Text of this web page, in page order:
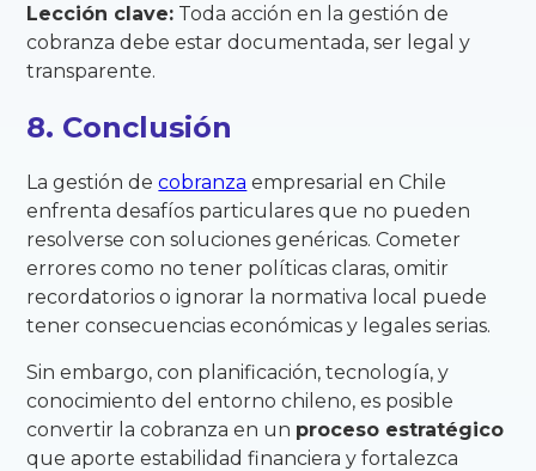
Lección clave: Toda acción en la gestión de
cobranza debe estar documentada, ser legal y
transparente.
8. Conclusión
La gestión decobranza empresarial en Chile
enfrenta desafíos particulares que no pueden
resolverse con soluciones genéricas. Cometer
errores como no tener políticas claras, omitir
recordatorios o ignorar la normativa local puede
tener consecuencias económicas y legales serias.
Sin embargo, con planificación, tecnología, y
conocimiento del entorno chileno, es posible
convertir la cobranza en un proceso estratégico
que aporte estabilidad financiera y fortalezca